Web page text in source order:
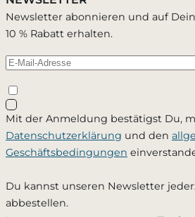
Passend zu diesem
Du wirst per E-Mail
Artikel wieder verfügbar ist.
Ja, ich möchte - jederzeit
informiert werden, sobald dieses
verfügbar ist. Meine Mailadresse
weitergegeben. Die
zur Kenntnis genommen.
Newsletter abonnieren und auf
10 % Rabatt erhalten.
Mit der Anmeldung bestätigst Du,
Datenschutzerklärung und den
Geschäftsbedingungen
Du kannst unseren Newsletter
abbestellen.